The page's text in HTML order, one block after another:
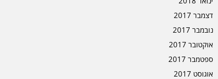
דצמבר 2017
נובמבר 2017
אוקטובר 2017
ספטמבר 2017
אוגוסט 2017